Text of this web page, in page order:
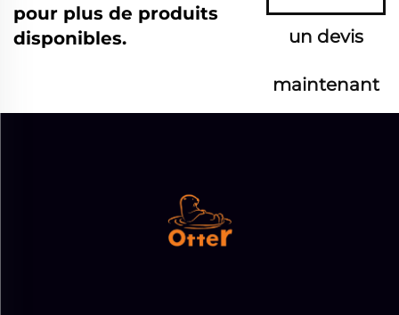
pour plus de produits
disponibles.
un devis
maintenant